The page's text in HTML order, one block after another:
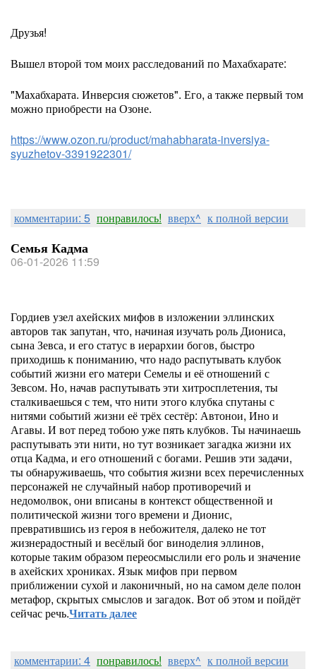
Друзья!
Вышел второй том моих расследований по Махабхарате:
"Махабхарата. Инверсия сюжетов". Его, а также первый том
можно приобрести на Озоне.
https://www.ozon.ru/product/mahabharata-inversiya-
syuzhetov-3391922301/
комментарии: 5 понравилось! вверх^ к полной версии
Семья Кадма
06-01-2026 11:59
Гордиев узел ахейских мифов в изложении эллинских
авторов так запутан, что, начиная изучать роль Диониса,
сына Зевса, и его статус в иерархии богов, быстро
приходишь к пониманию, что надо распутывать клубок
событий жизни его матери Семелы и её отношений с
Зевсом. Но, начав распутывать эти хитросплетения, ты
сталкиваешься с тем, что нити этого клубка спутаны с
нитями событий жизни её трёх сестёр: Автонои, Ино и
Агавы. И вот перед тобою уже пять клубков. Ты начинаешь
распутывать эти нити, но тут возникает загадка жизни их
отца Кадма, и его отношений с богами. Решив эти задачи,
ты обнаруживаешь, что события жизни всех перечисленных
персонажей не случайный набор противоречий и
недомолвок, они вписаны в контекст общественной и
политической жизни того времени и Дионис,
превратившись из героя в небожителя, далеко не тот
жизнерадостный и весёлый бог виноделия эллинов,
которые таким образом переосмыслили его роль и значение
в ахейских хрониках. Язык мифов при первом
приближении сухой и лаконичный, но на самом деле полон
метафор, скрытых смыслов и загадок. Вот об этом и пойдёт
сейчас речь.Читать далее
комментарии: 4 понравилось! вверх^ к полной версии